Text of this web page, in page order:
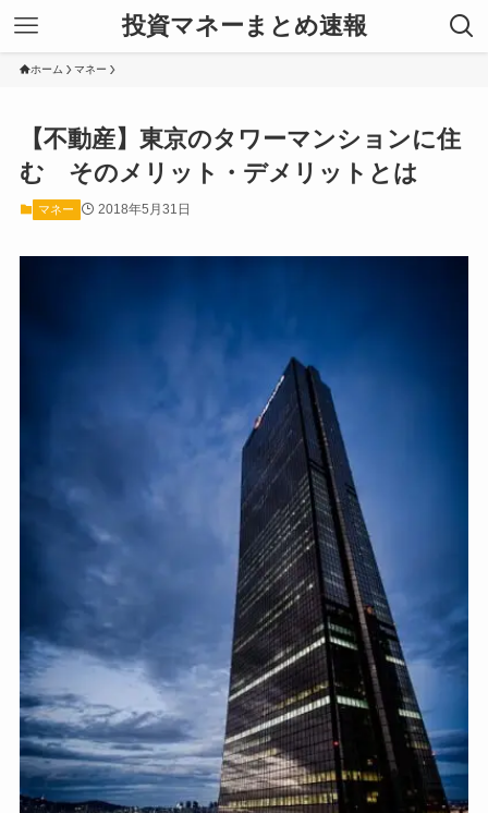
投資マネーまとめ速報
ホーム マネー
【不動産】東京のタワーマンションに住
む そのメリット・デメリットとは
マネー 2018年5月31日